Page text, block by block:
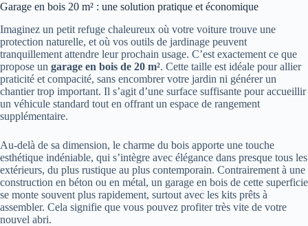
Garage en bois 20 m² : une solution pratique et économique
Imaginez un petit refuge chaleureux où votre voiture trouve une
protection naturelle, et où vos outils de jardinage peuvent
tranquillement attendre leur prochain usage. C’est exactement ce que
propose un garage en bois de 20 m². Cette taille est idéale pour allier
praticité et compacité, sans encombrer votre jardin ni générer un
chantier trop important. Il s’agit d’une surface suffisante pour accueillir
un véhicule standard tout en offrant un espace de rangement
supplémentaire.
Au-delà de sa dimension, le charme du bois apporte une touche
esthétique indéniable, qui s’intègre avec élégance dans presque tous les
extérieurs, du plus rustique au plus contemporain. Contrairement à une
construction en béton ou en métal, un garage en bois de cette superficie
se monte souvent plus rapidement, surtout avec les kits prêts à
assembler. Cela signifie que vous pouvez profiter très vite de votre
nouvel abri.